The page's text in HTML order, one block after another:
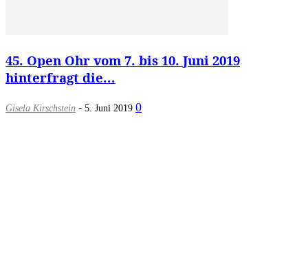
45. Open Ohr vom 7. bis 10. Juni 2019
hinterfragt die...
Gisela Kirschstein - 5. Juni 2019 0